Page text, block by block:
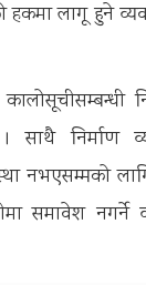
हकमा लागू हुने
निर्माण
नभएसम्मको
समावेश नगर्ने